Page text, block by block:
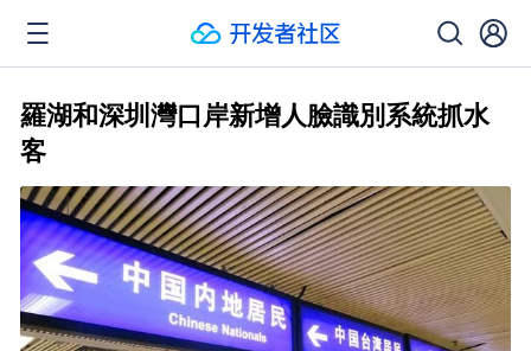
羅湖和深圳灣口岸新增人臉識別系統抓水
客